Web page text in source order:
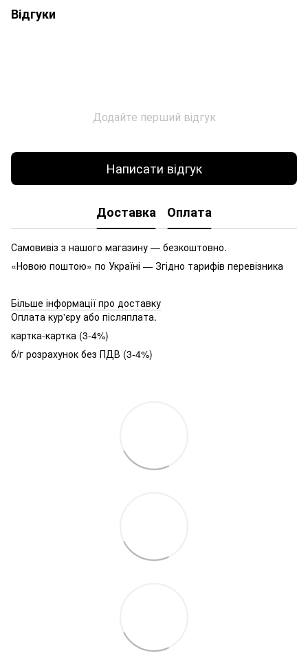
Відгуки
Додайте перший відгук
Написати відгук
Доставка Оплата
Самовивіз з нашого магазину — безкоштовно.
«Новою поштою» по Україні — Згідно тарифів перевізника
Більше інформації про доставку
Оплата кур'єру або післяплата.
картка-картка (3-4%)
б/г розрахунок без ПДВ (3-4%)